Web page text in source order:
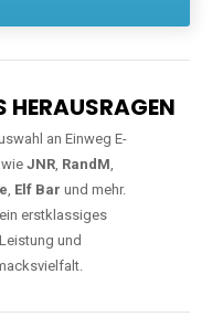
HERAUSRAGEN
an Einweg E-
JNR, RandM,
, Elf Bar und mehr.
erstklassiges
und